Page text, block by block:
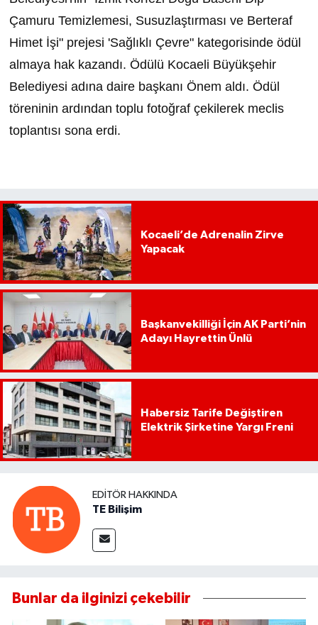
Çamuru Temizlemesi, Susuzlaştırması ve Berteraf
Himet İşi" prejesi 'Sağlıklı Çevre" kategorisinde ödül
almaya hak kazandı. Ödülü Kocaeli Büyükşehir
Belediyesi adına daire başkanı Önem aldı. Ödül
töreninin ardından toplu fotoğraf çekilerek meclis
toplantısı sona erdi.
Kocaeli’de Adrenalin Zirve
Yapacak
Başkanvekilliği İçin AK Parti’nin
Adayı Hayrettin Ünlü
Habersiz Tarife Değiştiren
Elektrik Şirketine Yargı Freni
EDITÖR HAKKINDA
TE Bilişim
Bunlar da ilginizi çekebilir